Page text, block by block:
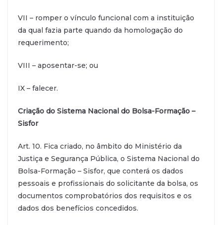
VII – romper o vínculo funcional com a instituição
da qual fazia parte quando da homologação do
requerimento;
VIII – aposentar-se; ou
IX – falecer.
Criação do Sistema Nacional do Bolsa-Formação –
Sisfor
Art. 10. Fica criado, no âmbito do Ministério da
Justiça e Segurança Pública, o Sistema Nacional do
Bolsa-Formação – Sisfor, que conterá os dados
pessoais e profissionais do solicitante da bolsa, os
documentos comprobatórios dos requisitos e os
dados dos benefícios concedidos.